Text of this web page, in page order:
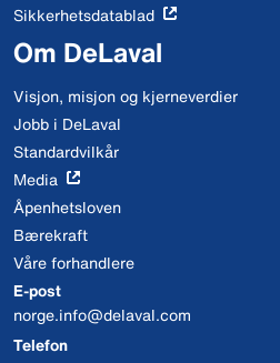
Sikkerhetsdatablad
Om DeLaval
Visjon, misjon og kjerneverdier
Jobb i DeLaval
Standardvilkår
Media
Åpenhetsloven
Bærekraft
Våre forhandlere
E-post
norge.info@delaval.com
Telefon